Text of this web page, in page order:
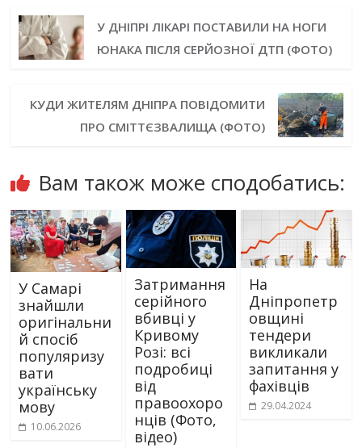
У ДНІПРІ ЛІКАРІ ПОСТАВИЛИ НА НОГИ
ЮНАКА ПІСЛЯ СЕРЙОЗНОЇ ДТП (ФОТО)
КУДИ ЖИТЕЛЯМ ДНІПРА ПОВІДОМИТИ
ПРО СМІТТЄЗВАЛИЩА (ФОТО)
Вам також може сподобатись:
У Самарі
знайшли
оригінальни
й спосіб
популяризу
вати
українську
мову
10.06.2026
Затримання
серійного
вбивці у
Кривому
Розі: всі
подробиці
від
правоохоро
нців (Фото,
відео)
На
Дніпропетр
овщині
тендери
викликали
запитання у
фахівців
29.04.2024